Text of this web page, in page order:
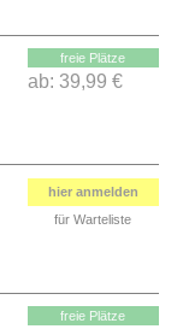
freie Plätze
ab: 39,99 €
hier anmelden
für Warteliste
freie Plätze